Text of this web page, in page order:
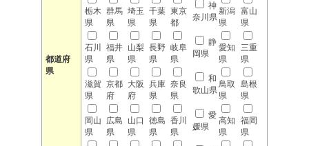
都道府
県
栃木
県
群馬
県
埼玉
県
千葉
県
東京
都
神
奈川県
新潟
県
富山
県
石川
県
福井
県
山梨
県
長野
県
岐阜
県
静
岡県
愛知
県
三重
県
滋賀
県
京都
府
大阪
府
兵庫
県
奈良
県
和
歌山県
鳥取
県
島根
県
岡山
県
広島
県
山口
県
徳島
県
香川
県
愛
媛県
高知
県
福岡
県